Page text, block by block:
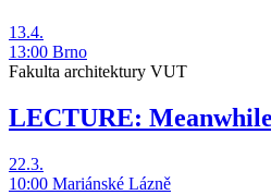
13.4.
13:00 Brno
Fakulta architektury VUT
LECTURE: Meanwhile
22.3.
10:00 Mariánské Lázně